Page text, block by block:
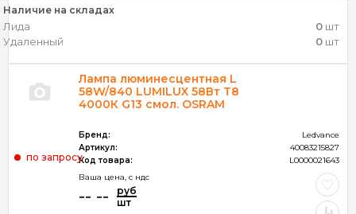
Наличие на складах
Лида 0 шт
Удаленный
0 шт
Лампа люминесцентная L
58W/840 LUMILUX 58Вт T8
4000К G13 смол. OSRAM
Бренд:
Ledvance
Артикул:
40083215827
Код товара:
L0000021643
Ваша цена, c ндс
-- --
руб
шт
по запросу